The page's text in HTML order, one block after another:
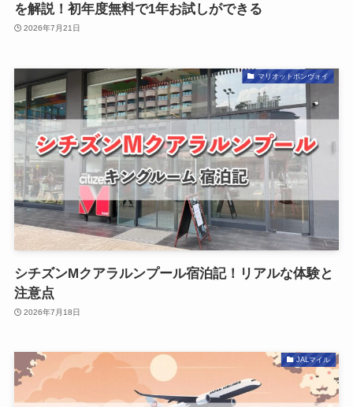
を解説！初年度無料で1年お試しができる
2026年7月21日
マリオットボンヴォイ
シチズンMクアラルンプール宿泊記！リアルな体験と
注意点
2026年7月18日
JALマイル